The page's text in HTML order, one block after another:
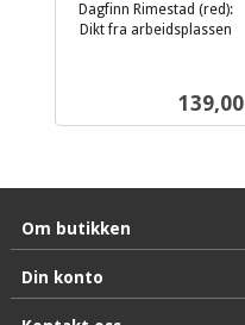
Dagfinn Rimestad (red):
Dikt fra arbeidsplassen
Pris
139,00
Om butikken
Din konto